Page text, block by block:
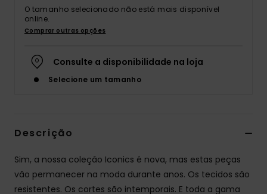
O tamanho selecionado não está mais disponível
online.
Comprar outras opções
Consulte a disponibilidade na loja
Selecione um tamanho
Descrição
Sim, a nossa coleção Iconics é nova, mas estas peças
vão permanecer na moda durante anos. Os tecidos são
resistentes. Os cortes são intemporais. E toda a gama